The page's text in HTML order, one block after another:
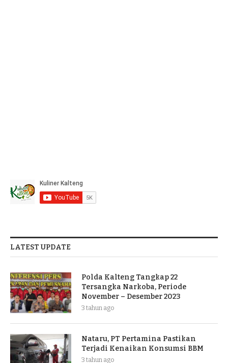
LATEST UPDATE
Polda Kalteng Tangkap 22
Tersangka Narkoba, Periode
November – Desember 2023
3 tahun ago
Nataru, PT Pertamina Pastikan
Terjadi Kenaikan Konsumsi BBM
3 tahun ago